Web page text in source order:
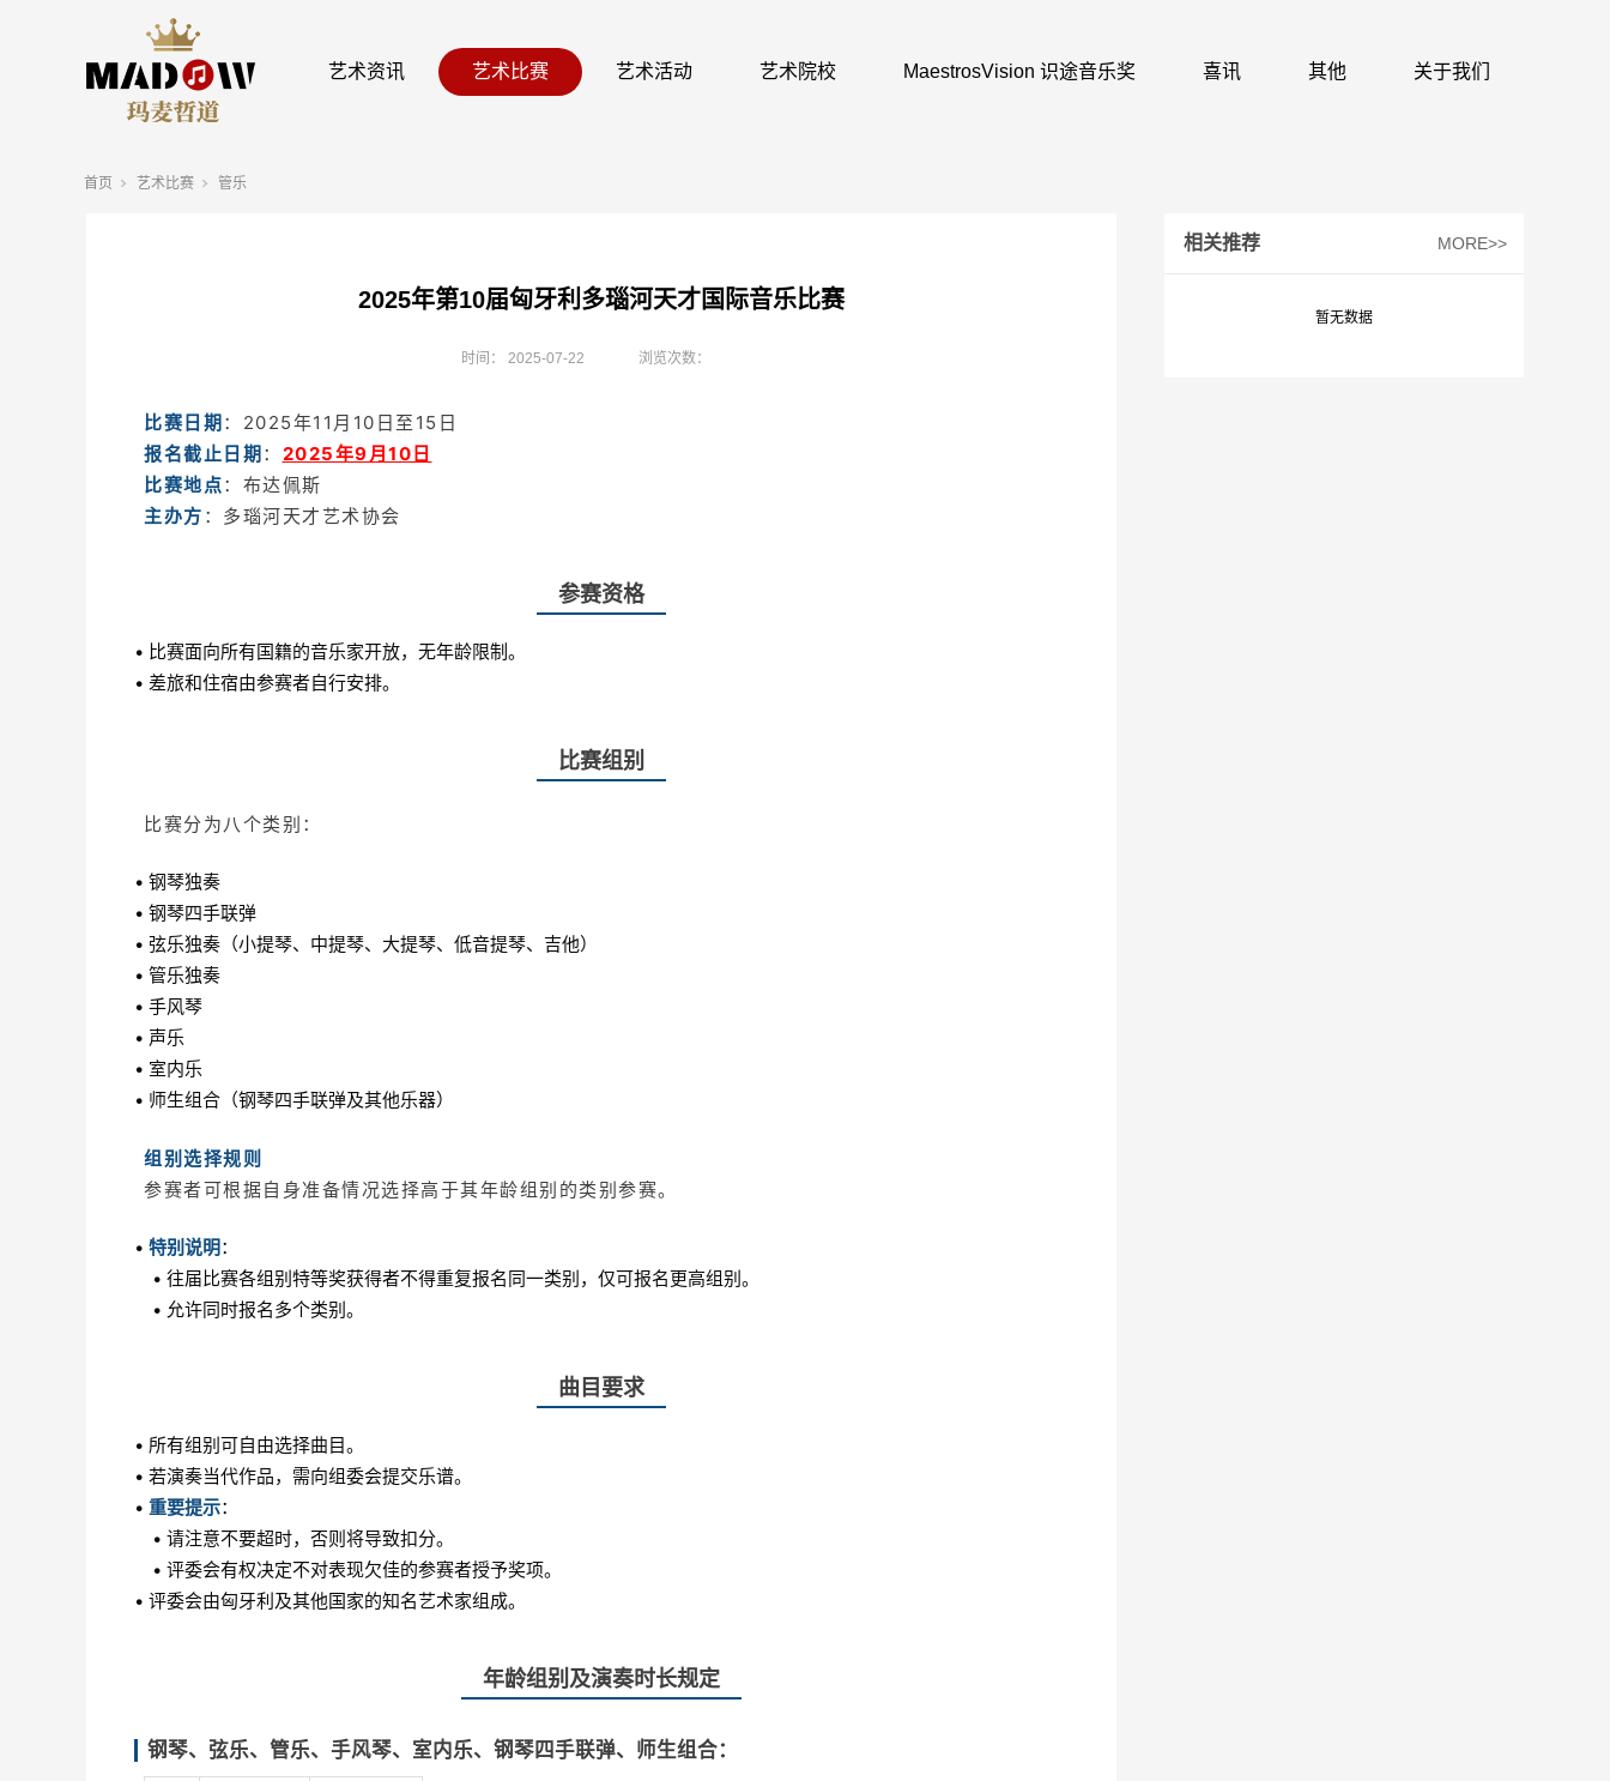
艺术资讯 艺术比赛 艺术活动 艺术院校 MaestrosVision 识途音乐奖 喜讯 其他 关于我们
首页 艺术比赛 管乐
2025年第10届匈牙利多瑙河天才国际音乐比赛
时间： 2025-07-22 浏览次数：
比赛日期：2025年11月10日至15日
报名截止日期： 2025年9月10日
比赛地点：布达佩斯
主办方 ：多瑙河天才艺术协会
参赛资格
• 比赛面向所有国籍的音乐家开放，无年龄限制。
• 差旅和住宿由参赛者自行安排。
比赛组别
比赛分为八个类别：
• 钢琴独奏
• 钢琴四手联弹
• 弦乐独奏（小提琴、中提琴、大提琴、低音提琴、吉他）
• 管乐独奏
• 手风琴
• 声乐
• 室内乐
• 师生组合（钢琴四手联弹及其他乐器）
组别选择规则
参赛者可根据自身准备情况选择高于其年龄组别的类别参赛。
• 特别说明：
• 往届比赛各组别特等奖获得者不得重复报名同一类别，仅可报名更高组别。
• 允许同时报名多个类别。
曲目要求
• 所有组别可自由选择曲目。
• 若演奏当代作品，需向组委会提交乐谱。
• 重要提示：
• 请注意不要超时，否则将导致扣分。
• 评委会有权决定不对表现欠佳的参赛者授予奖项。
• 评委会由匈牙利及其他国家的知名艺术家组成。
年龄组别及演奏时长规定
钢琴、弦乐、管乐、手风琴、室内乐、钢琴四手联弹、师生组合：
相关推荐 MORE>>
暂无数据